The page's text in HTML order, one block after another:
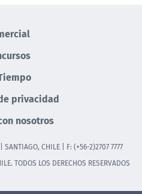
privacidad
nosotros
CHILE | F: (+56-2)2707 7777
TODOS LOS DERECHOS RESERVADOS